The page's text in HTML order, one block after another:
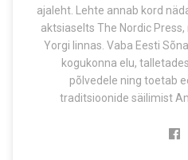
ajaleht. Lehte annab kord
aktsiaselts The Nordic
Yorgi linnas. Vaba Eesti
kogukonna elu,
põlvedele ning toetab
traditsioonide säilimist